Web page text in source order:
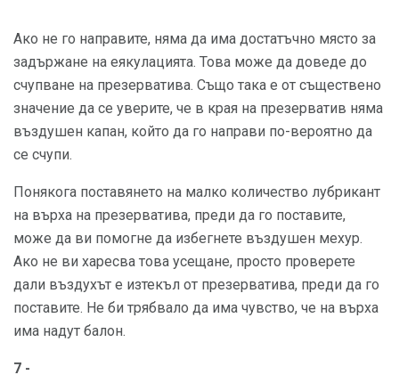
Ако не го направите, няма да има достатъчно място за
задържане на еякулацията. Това може да доведе до
счупване на презерватива. Също така е от съществено
значение да се уверите, че в края на презерватив няма
въздушен капан, който да го направи по-вероятно да
се счупи.
Понякога поставянето на малко количество лубрикант
на върха на презерватива, преди да го поставите,
може да ви помогне да избегнете въздушен мехур.
Ако не ви харесва това усещане, просто проверете
дали въздухът е изтекъл от презерватива, преди да го
поставите. Не би трябвало да има чувство, че на върха
има надут балон.
7 -